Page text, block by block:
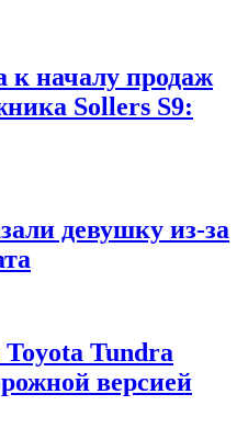
к началу продаж
Sollers S9:
девушку из-за
Tundra
версией